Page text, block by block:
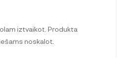
iztvaikot. Produkta
noskalot.